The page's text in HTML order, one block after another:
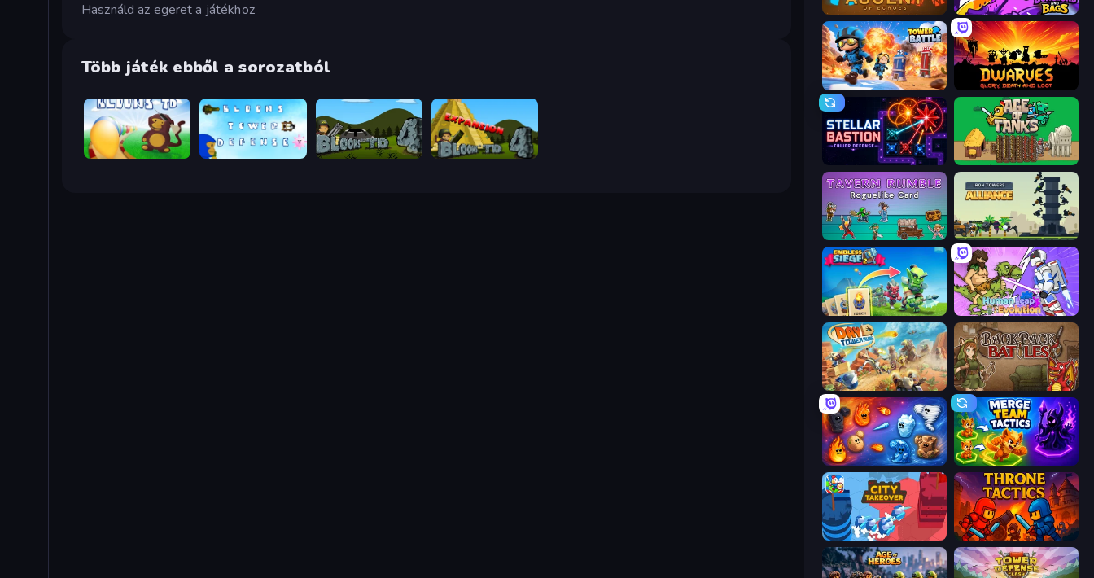
Használd az egeret a játékhoz
Több játék ebből a sorozatból
Bloons Tower Defense Bloons Tower Defense 4 Bloons Tower Defense 4 Expansion
Ascent of Echoes Dungeons and Bags
Tower Battle
Stellar Bastion Age of Tanks Warriors: TD War
Tavern Rumble: Roguelike Card Iron Towers Alliance
Endless Siege 2 Human Leap: Evolution
Day D Tower Rush Backpack Battles
Elemental Merge Merge Team Tactics
City Takeover Throne Tactics